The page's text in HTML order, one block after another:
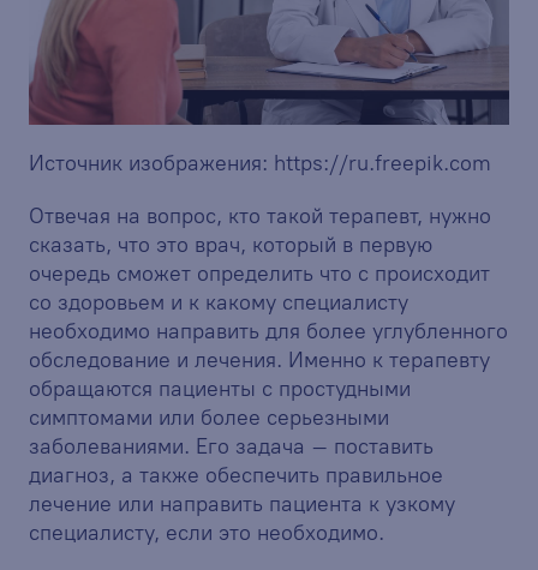
Источник изображения: https://ru.freepik.com
Отвечая на вопрос, кто такой терапевт, нужно
сказать, что это врач, который в первую
очередь сможет определить что с происходит
со здоровьем и к какому специалисту
необходимо направить для более углубленного
обследование и лечения. Именно к терапевту
обращаются пациенты с простудными
симптомами или более серьезными
заболеваниями. Его задача – поставить
диагноз, а также обеспечить правильное
лечение или направить пациента к узкому
специалисту, если это необходимо.